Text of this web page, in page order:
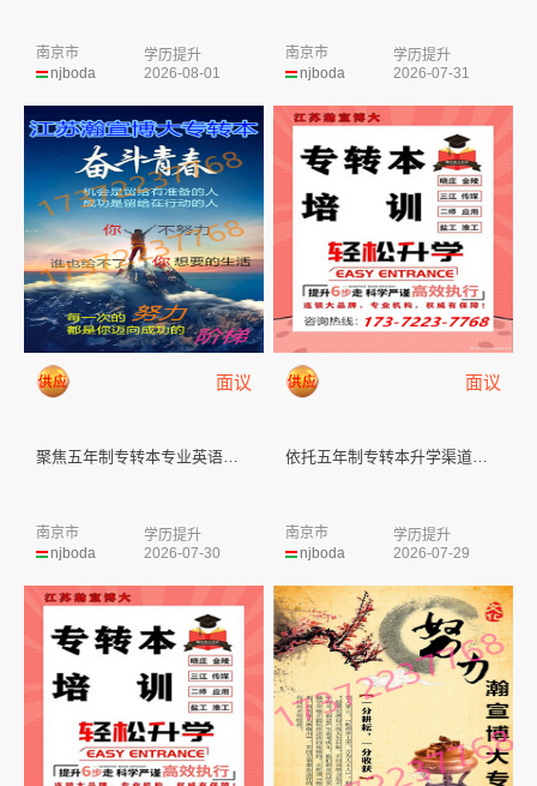
njboda
南京市
学历提升
2026-08-01
njboda
南京市
学历提升
2026-07-31
面议
njboda
南京市
学历提升
2026-07-30
面议
njboda
南京市
学历提升
2026-07-29